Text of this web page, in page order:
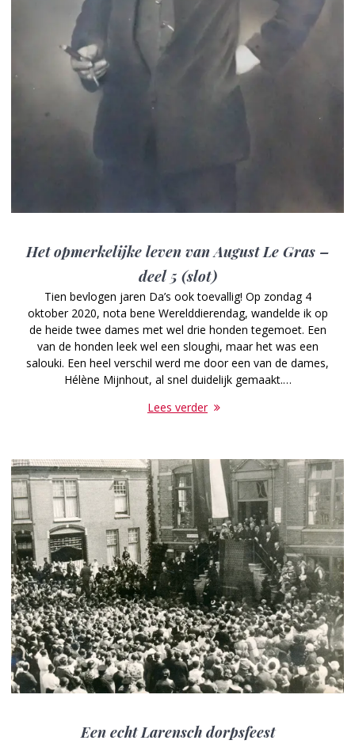
Het opmerkelijke leven van August Le Gras –
deel 5 (slot)
Tien bevlogen jaren Da’s ook toevallig! Op zondag 4
oktober 2020, nota bene Werelddierendag, wandelde ik op
de heide twee dames met wel drie honden tegemoet. Een
van de honden leek wel een sloughi, maar het was een
salouki. Een heel verschil werd me door een van de dames,
Hélène Mijnhout, al snel duidelijk gemaakt.…
Lees verder
Een echt Larensch dorpsfeest